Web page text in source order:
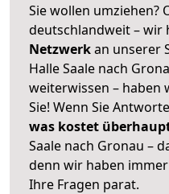
Sie wollen umziehen?
deutschlandweit – wir
Netzwerkan unserer
Halle Saale nach
weiterwissen – haben
Sie! Wenn Sie
was kostet
Saale nach Gronau –
denn wir haben
Ihre Fragen parat.